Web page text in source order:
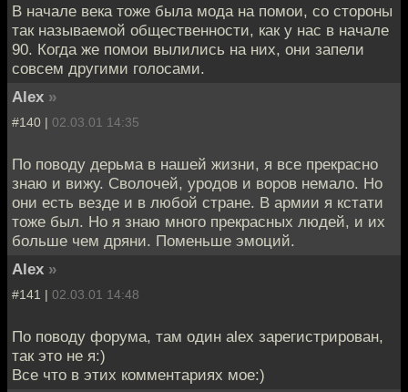
В начале века тоже была мода на помои, со стороны
так называемой общественности, как у нас в начале
90. Когда же помои вылились на них, они запели
совсем другими голосами.
Alex »
#140 | 02.03.01 14:35
По поводу дерьма в нашей жизни, я все прекрасно
знаю и вижу. Сволочей, уродов и воров немало. Но
они есть везде и в любой стране. В армии я кстати
тоже был. Но я знаю много прекрасных людей, и их
больше чем дряни. Поменьше эмоций.
Alex »
#141 | 02.03.01 14:48
По поводу форума, там один alex зарегистрирован,
так это не я:)
Все что в этих комментариях мое:)